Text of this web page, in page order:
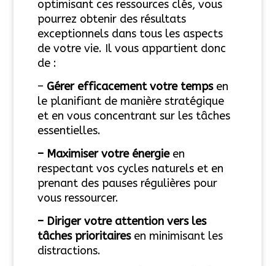
optimisant ces ressources clés, vous
pourrez obtenir des résultats
exceptionnels dans tous les aspects
de votre vie. Il vous appartient donc
de :
– Gérer efficacement votre tempsen
le planifiant de manière stratégique
et en vous concentrant sur les tâches
essentielles.
– Maximiser votre énergieen
respectant vos cycles naturels et en
prenant des pauses régulières pour
vous ressourcer.
– Diriger votre attention vers les
tâches prioritairesen minimisant les
distractions.